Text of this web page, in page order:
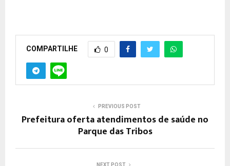
COMPARTILHE 0
PREVIOUS POST
Prefeitura oferta atendimentos de saúde no
Parque das Tribos
NEXT POST